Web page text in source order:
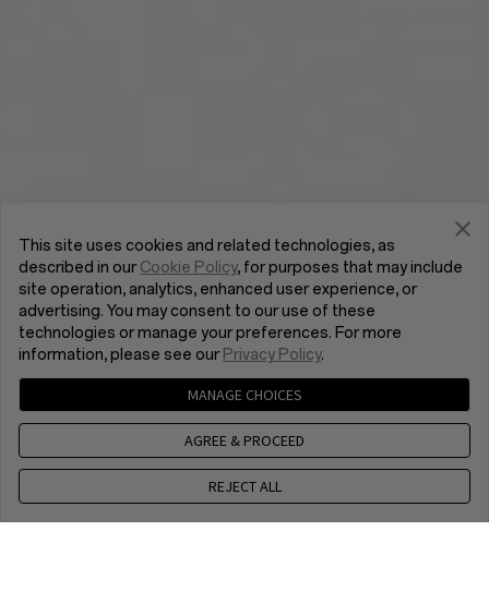
This site uses cookies and related technologies, as
described in ourCookie Policy, for purposes that may include
site operation, analytics, enhanced user experience, or
advertising. You may consent to our use of these
technologies or manage your preferences. For more
information, please see our Privacy Policy.
MANAGE CHOICES
AGREE & PROCEED
REJECT ALL